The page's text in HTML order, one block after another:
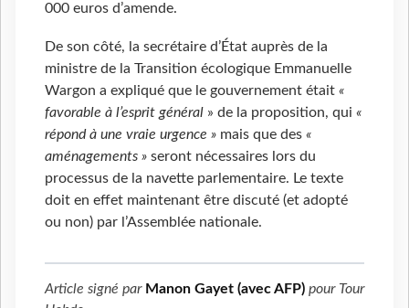
000 euros d’amende.
De son côté, la secrétaire d’État auprès de la
ministre de la Transition écologique Emmanuelle
Wargon a expliqué que le gouvernement était «
favorable à l’esprit général » de la proposition, qui «
répond à une vraie urgence » mais que des «
aménagements » seront nécessaires lors du
processus de la navette parlementaire. Le texte
doit en effet maintenant être discuté (et adopté
ou non) par l’Assemblée nationale.
Article signé par Manon Gayet (avec AFP) pour Tour